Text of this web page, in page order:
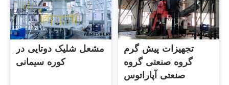
مشعل شلیک دوتایی در
کوره سیمانی
تجهیزات پیش گرم
گروه صنعتی گروه
صنعتی آپاراتوس